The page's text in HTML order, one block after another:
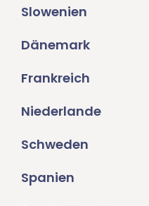
Slowenien
Dänemark
Frankreich
Niederlande
Schweden
Spanien